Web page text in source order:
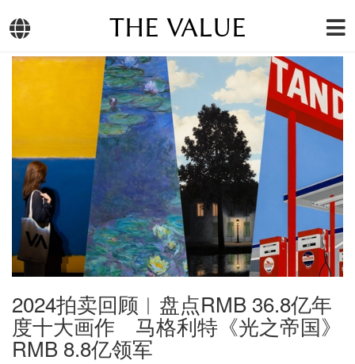
THE VALUE
2024拍卖回顾︱盘点RMB 36.8亿年
度十大画作 马格利特《光之帝国》
RMB 8.8亿领军